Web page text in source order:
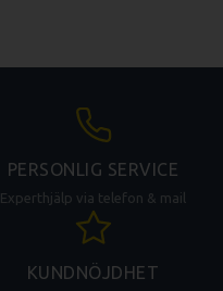
PERSONLIG SERVICE
Experthjälp via telefon & mail
KUNDNÖJDHET